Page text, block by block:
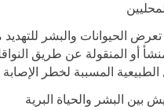
الحيوانات والبشر
أو المنقولة عن طريق
المسببة لخطر الإصابة
بين البشر والحياة البرية